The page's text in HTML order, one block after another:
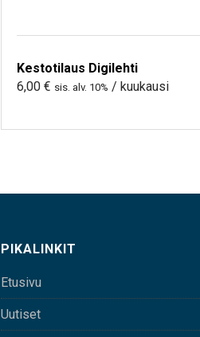
Kestotilaus Digilehti
6,00 € sis. alv. 10% / kuukausi
PIKALINKIT
Etusivu
Uutiset